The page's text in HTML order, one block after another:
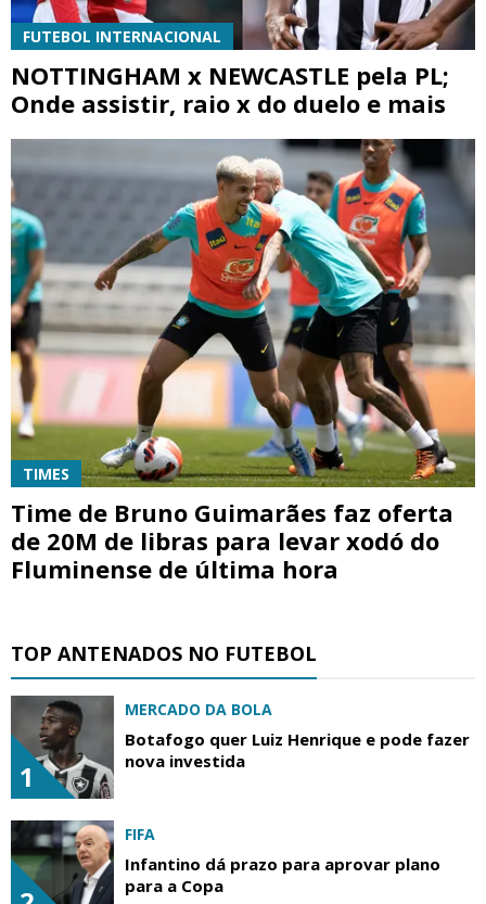
FUTEBOL INTERNACIONAL
NOTTINGHAM x NEWCASTLE pela PL;
Onde assistir, raio x do duelo e mais
TIMES
Time de Bruno Guimarães faz oferta
de 20M de libras para levar xodó do
Fluminense de última hora
TOP ANTENADOS NO FUTEBOL
1
MERCADO DA BOLA
Botafogo quer Luiz Henrique e pode fazer
nova investida
FIFA
Infantino dá prazo para aprovar plano
para a Copa